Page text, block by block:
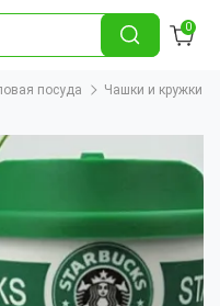
0
посуда Чашки и кружки